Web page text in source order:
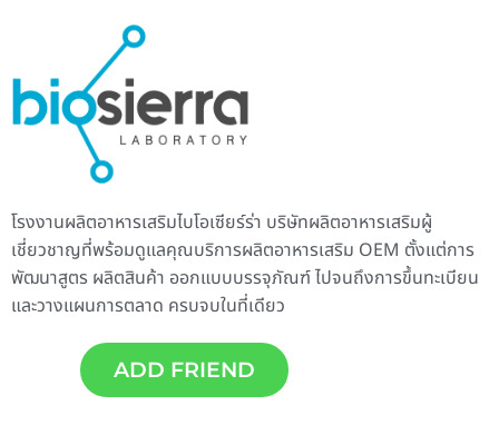
โรงงานผลิตอาหารเสริมไบโอเซียร์ร่า บริษัทผลิตอาหารเสริมผู้
เชี่ยวชาญที่พร้อมดูแลคุณบริการผลิตอาหารเสริม OEM ตั้งแต่การ
พัฒนาสูตร ผลิตสินค้า ออกแบบบรรจุภัณฑ์ ไปจนถึงการขึ้นทะเบียน
และวางแผนการตลาด ครบจบในที่เดียว
ADD FRIEND